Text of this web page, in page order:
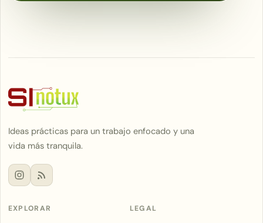
Ideas prácticas para un trabajo enfocado y una
vida más tranquila.
EXPLORAR LEGAL